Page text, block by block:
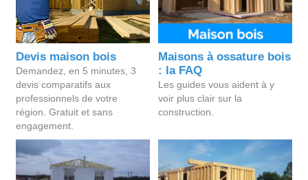
Devis maison bois
Demandez, en 5 minutes, 3
devis comparatifs aux
professionnels de votre
région. Gratuit et sans
engagement.
Maisons à ossature bois
: la FAQ
Les guides vous aident à y
voir plus clair sur la
construction.